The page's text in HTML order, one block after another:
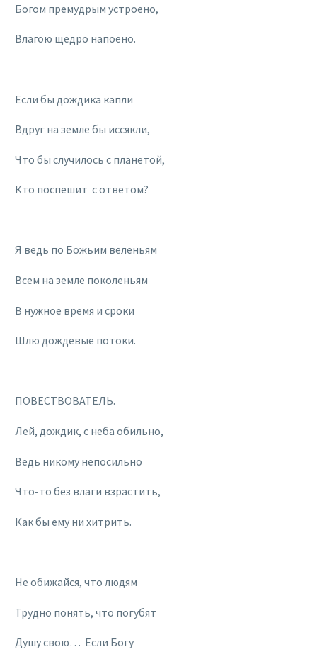
Богом премудрым устроено,
Влагою щедро напоено.
Если бы дождика капли
Вдруг на земле бы иссякли,
Что бы случилось с планетой,
Кто поспешит с ответом?
Я ведь по Божьим веленьям
Всем на земле поколеньям
В нужное время и сроки
Шлю дождевые потоки.
ПОВЕСТВОВАТЕЛЬ.
Лей, дождик, с неба обильно,
Ведь никому непосильно
Что-то без влаги взрастить,
Как бы ему ни хитрить.
Не обижайся, что людям
Трудно понять, что погубят
Душу свою… Если Богу